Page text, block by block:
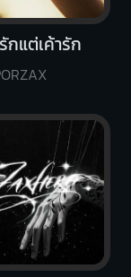
กแต่เค้ารัก